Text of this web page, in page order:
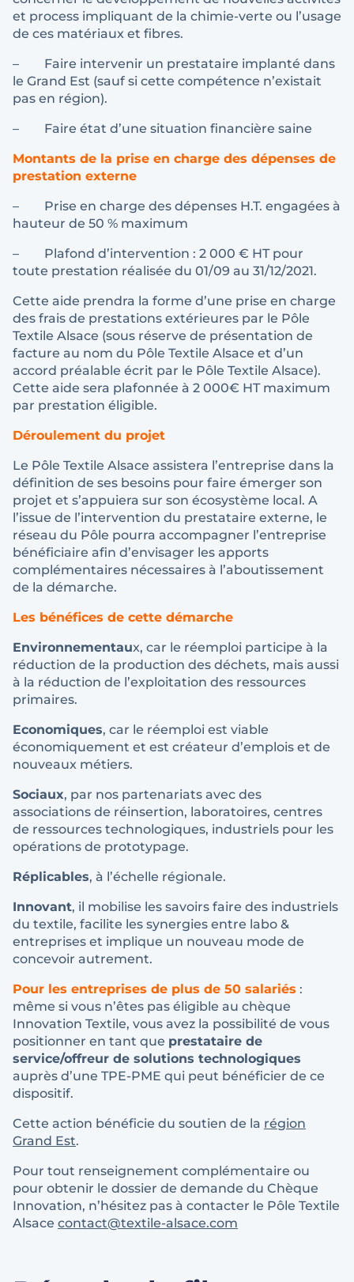
et process impliquant de la chimie-verte ou l’usage
de ces matériaux et fibres.
– Faire intervenir un prestataire implanté dans
le Grand Est (sauf si cette compétence n’existait
pas en région).
– Faire état d’une situation financière saine
Montants de la prise en charge des dépenses de
prestation externe
– Prise en charge des dépenses H.T. engagées à
hauteur de 50 % maximum
– Plafond d’intervention : 2 000 € HT pour
toute prestation réalisée du 01/09 au 31/12/2021.
Cette aide prendra la forme d’une prise en charge
des frais de prestations extérieures par le Pôle
Textile Alsace (sous réserve de présentation de
facture au nom du Pôle Textile Alsace et d’un
accord préalable écrit par le Pôle Textile Alsace).
Cette aide sera plafonnée à 2 000€ HT maximum
par prestation éligible.
Déroulement du projet
Le Pôle Textile Alsace assistera l’entreprise dans la
définition de ses besoins pour faire émerger son
projet et s’appuiera sur son écosystème local. A
l’issue de l’intervention du prestataire externe, le
réseau du Pôle pourra accompagner l’entreprise
bénéficiaire afin d’envisager les apports
complémentaires nécessaires à l’aboutissement
de la démarche.
Les bénéfices de cette démarche
Environnementaux, car le réemploi participe à la
réduction de la production des déchets, mais aussi
à la réduction de l’exploitation des ressources
primaires.
Economiques, car le réemploi est viable
économiquement et est créateur d’emplois et de
nouveaux métiers.
Sociaux, par nos partenariats avec des
associations de réinsertion, laboratoires, centres
de ressources technologiques, industriels pour les
opérations de prototypage.
Réplicables, à l’échelle régionale.
Innovant, il mobilise les savoirs faire des industriels
du textile, facilite les synergies entre labo &
entreprises et implique un nouveau mode de
concevoir autrement.
Pour les entreprises de plus de 50 salariés :
même si vous n’êtes pas éligible au chèque
Innovation Textile, vous avez la possibilité de vous
positionner en tant que prestataire de
service/offreur de solutions technologiques
auprès d’une TPE-PME qui peut bénéficier de ce
dispositif.
Cette action bénéficie du soutien de la région
Grand Est.
Pour tout renseignement complémentaire ou
pour obtenir le dossier de demande du Chèque
Innovation, n’hésitez pas à contacter le Pôle Textile
Alsace contact@textile-alsace.com